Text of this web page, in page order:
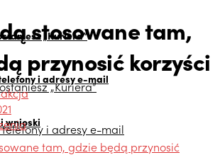
„Kuriera”
i adresy e-mail
wnioski
„Kuriera”
telefony i adresy e-mail
stosowane tam,
przynosić korzyści